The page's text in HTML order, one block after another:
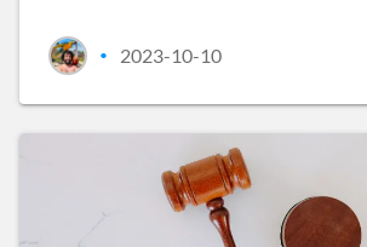
• 2023-10-10